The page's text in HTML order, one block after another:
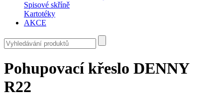
Spisové skříně
Kartotéky
AKCE
Pohupovací křeslo DENNY
R22